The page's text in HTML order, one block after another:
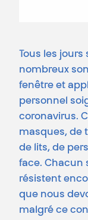
Tous les
nombreux
fenêtre et
personnel
coronavirus.
masques, de
de lits, de
face. Chacun
résistent
que nous
malgré ce